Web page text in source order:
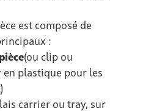
est composé de
:
(ou clip ou
plastique pour les
carrier ou tray, sur